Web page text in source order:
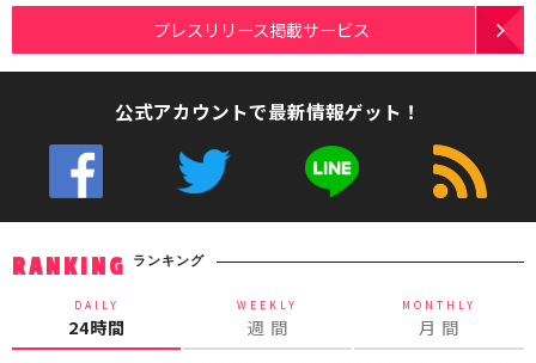
プレスリリース掲載サービス
公式アカウントで最新情報ゲット！
RANKING ランキング
DAILY
24時間
WEEKLY
週 間
MONTHLY
月 間